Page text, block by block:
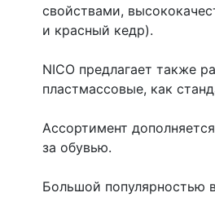
свойствами,
и красный кедр).
NICO предлагает также
пластмассовые, как
Ассортимент
за обувью.
Большой популярностью